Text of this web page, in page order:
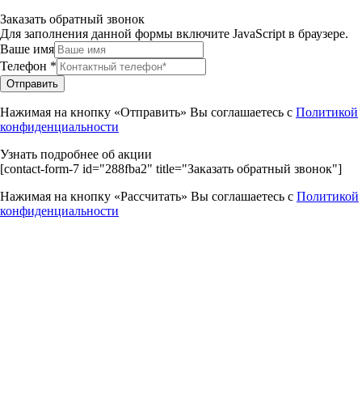
Заказать обратный звонок
Для заполнения данной формы включите JavaScript в браузере.
Ваше имя
Телефон *
Отправить
Нажимая на кнопку «Отправить» Вы соглашаетесь с Политикой
конфиденциальности
Узнать подробнее об акции
[contact-form-7 id="288fba2" title="Заказать обратный звонок"]
Нажимая на кнопку «Рассчитать» Вы соглашаетесь с Политикой
конфиденциальности